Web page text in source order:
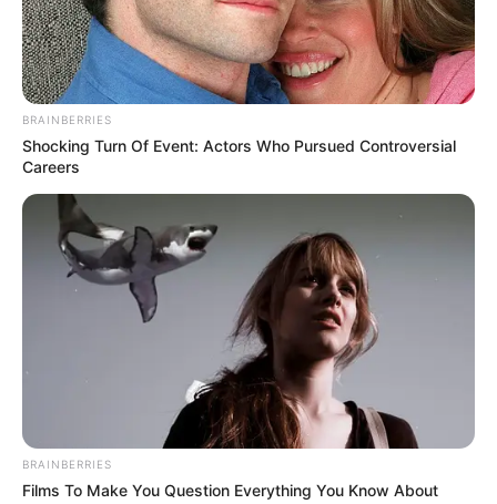
BRAINBERRIES
Shocking Turn Of Event: Actors Who Pursued Controversial
Careers
BRAINBERRIES
Films To Make You Question Everything You Know About